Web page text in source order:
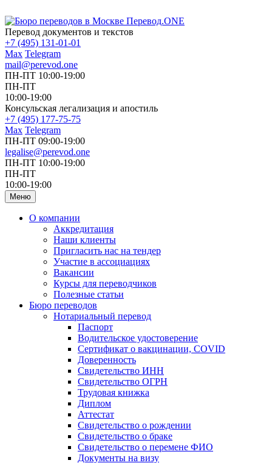
Перевод документов и текстов
+7 (495) 131-01-01
Max Telegram
mail@perevod.one
ПН-ПТ 10:00-19:00
ПН-ПТ
10:00-19:00
Консульская легализация и апостиль
+7 (495) 177-75-75
Max Telegram
ПН-ПТ 09:00-19:00
legalise@perevod.one
ПН-ПТ 10:00-19:00
ПН-ПТ
10:00-19:00
Меню
О компании
Аккредитация
Наши клиенты
Пригласить нас на тендер
Участие в ассоциациях
Вакансии
Курсы для переводчиков
Полезные статьи
Бюро переводов
Нотариальный перевод
Паспорт
Водительское удостоверение
Сертификат о вакцинации, COVID
Доверенность
Свидетельство ИНН
Свидетельство ОГРН
Трудовая книжка
Диплом
Аттестат
Свидетельство о рождении
Свидетельство о браке
Свидетельство о перемене ФИО
Документы на визу